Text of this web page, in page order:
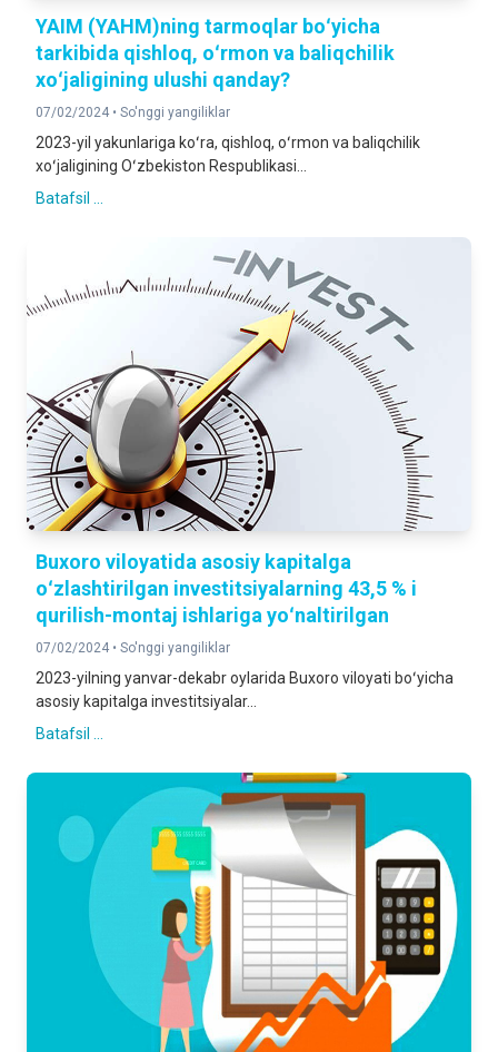
YAIM (YAHM)ning tarmoqlar boʻyicha
tarkibida qishloq, oʻrmon va baliqchilik
xoʻjaligining ulushi qanday?
07/02/2024 • So'nggi yangiliklar
2023-yil yakunlariga koʻra, qishloq, oʻrmon va baliqchilik
xoʻjaligining Oʻzbekiston Respublikasi...
Batafsil ...
Buxoro viloyatida asosiy kapitalga
oʻzlashtirilgan investitsiyalarning 43,5 % i
qurilish-montaj ishlariga yoʻnaltirilgan
07/02/2024 • So'nggi yangiliklar
2023-yilning yanvar-dekabr oylarida Buxoro viloyati boʻyicha
asosiy kapitalga investitsiyalar...
Batafsil ...